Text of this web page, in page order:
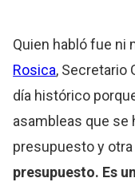
Quien habló fue ni
Rosica, Secretario
día histórico
asambleas que se
presupuesto y
presupuesto. Es